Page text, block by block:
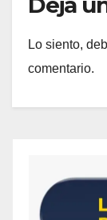
Lo siento,
comentario.